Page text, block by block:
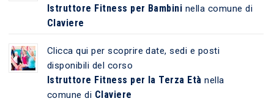
Istruttore Fitness per Bambini nella comune di
Claviere
Clicca qui per scoprire date, sedi e posti
disponibili del corso
Istruttore Fitness per la Terza Età nella
comune di Claviere